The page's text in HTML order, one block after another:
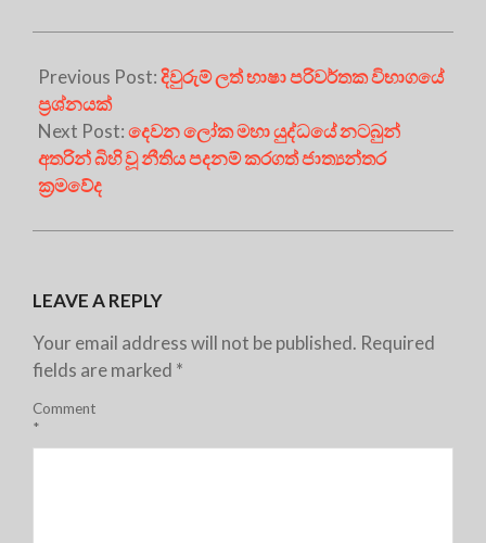
Previous Post:දිවුරුම් ලත් භාෂා පරිවර්තක විභාගයේ
ප්‍රශ්නයක්
Next Post:දෙවන ලෝක මහා යුද්ධයේ නටබුන්
අතරින් බිහි වූ නීතිය පදනම් කරගත් ජාත්‍යන්තර
ක‍්‍රමවේද
LEAVE A REPLY
Your email address will not be published. Required
fields are marked *
Comment
*